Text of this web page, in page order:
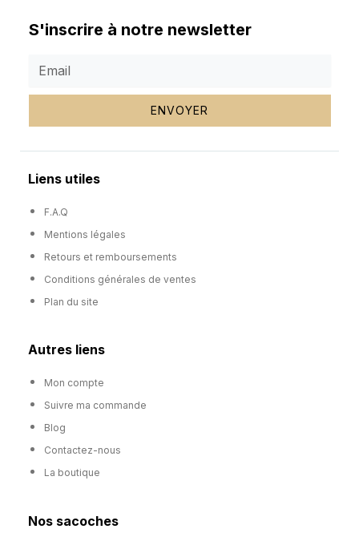
S'inscrire à notre newsletter
ENVOYER
Liens utiles
F.A.Q
Mentions légales
Retours et remboursements
Conditions générales de ventes
Plan du site
Autres liens
Mon compte
Suivre ma commande
Blog
Contactez-nous
La boutique
Nos sacoches